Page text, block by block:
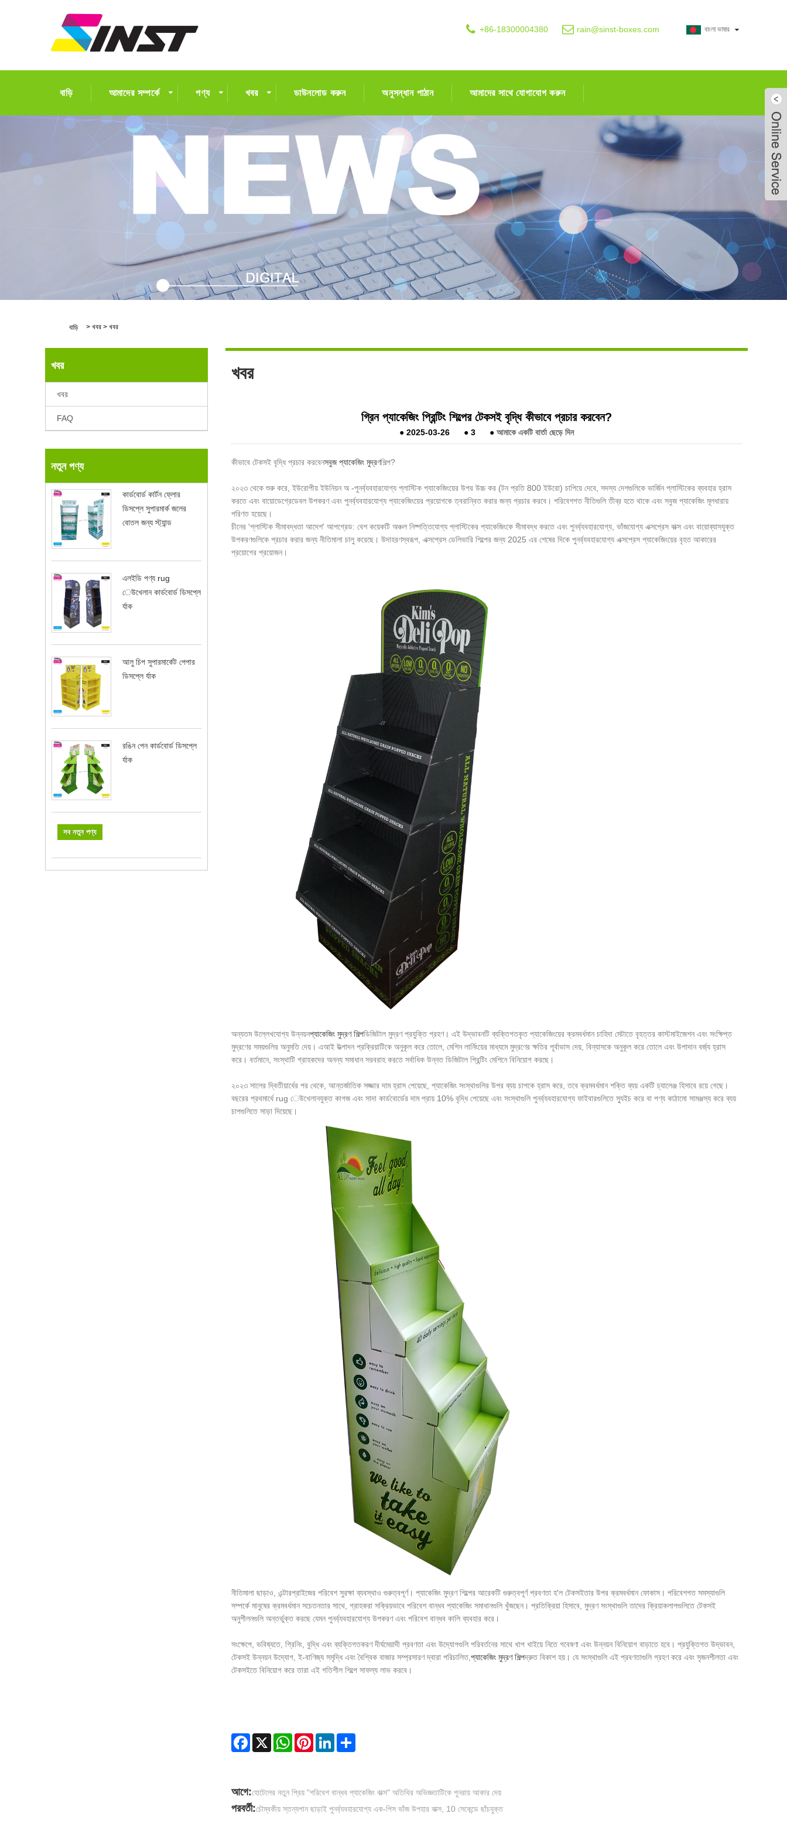
বাংলা ভাষার
+86-18300004380 rain@sinst-boxes.com
বাড়ি আমাদের সম্পর্কে পণ্য খবর ডাউনলোড করুন অনুসন্ধান পাঠান আমাদের সাথে যোগাযোগ করুন
বাড়ি > খবর > খবর
খবর
খবর
FAQ
নতুন পণ্য
কার্ডবোর্ড কার্টন ফ্লোর
ডিসপ্লে সুপারমার্ক জলের
বোতল জন্য স্ট্যান্ড
এলইডি পণ্য rug
েউখেলান কার্ডবোর্ড ডিসপ্লে
র্যাক
আলু চিপ সুপারমার্কেট পেপার
ডিসপ্লে র্যাক
রঙিন পেন কার্ডবোর্ড ডিসপ্লে
র্যাক
সব নতুন পণ্য
খবর
গ্রিন প্যাকেজিং প্রিন্টিং শিল্পের টেকসই বৃদ্ধি কীভাবে প্রচার করবেন?
● 2025-03-26 ● 3 ● আমাকে একটি বার্তা ছেড়ে দিন
কীভাবে টেকসই বৃদ্ধি প্রচার করবেনসবুজ প্যাকেজিং মুদ্রণশিল্প?
২০২৩ থেকে শুরু করে, ইউরোপীয় ইউনিয়ন অ -পুনর্ব্যবহারযোগ্য প্লাস্টিক প্যাকেজিংয়ের উপর উচ্চ কর (টন প্রতি 800 ইউরো) চাপিয়ে দেবে, সদস্য দেশগুলিকে ভার্জিন প্লাস্টিকের ব্যবহার হ্রাস
করতে এবং বায়োডেগ্রেডেবল উপকরণ এবং পুনর্ব্যবহারযোগ্য প্যাকেজিংয়ের প্রয়োগকে ত্বরান্বিত করার জন্য প্রচার করবে। পরিবেশগত নীতিগুলি তীব্র হতে থাকে এবং সবুজ প্যাকেজিং মূলধারায়
পরিণত হয়েছে।
চীনের 'প্লাস্টিক সীমাবদ্ধতা আদেশ' আপগ্রেড: বেশ কয়েকটি অঞ্চল নিষ্পত্তিযোগ্য প্লাস্টিকের প্যাকেজিংকে সীমাবদ্ধ করতে এবং পুনর্ব্যবহারযোগ্য, ভাঁজযোগ্য এক্সপ্রেস বাক্স এবং বায়োব্যাসযুক্ত
উপকরণগুলিকে প্রচার করার জন্য নীতিমালা চালু করেছে। উদাহরণস্বরূপ, এক্সপ্রেস ডেলিভারি শিল্পের জন্য 2025 এর শেষের দিকে পুনর্ব্যবহারযোগ্য এক্সপ্রেস প্যাকেজিংয়ের বৃহত আকারের
প্রয়োগের প্রয়োজন।
অন্যতম উল্লেখযোগ্য উন্নয়নপ্যাকেজিং মুদ্রণ শিল্পডিজিটাল মুদ্রণ প্রযুক্তি গ্রহণ। এই উদ্ভাবনটি ব্যক্তিগতকৃত প্যাকেজিংয়ের ক্রমবর্ধমান চাহিদা মেটাতে বৃহত্তর কাস্টমাইজেশন এবং সংক্ষিপ্ত
মুদ্রণের সময়গুলির অনুমতি দেয়। এআই উত্পাদন প্রক্রিয়াটিকে অনুকূল করে তোলে, মেশিন লার্নিংয়ের মাধ্যমে মুদ্রণের ক্ষতির পূর্বাভাস দেয়, বিন্যাসকে অনুকূল করে তোলে এবং উপাদান বর্জ্য হ্রাস
করে। বর্তমানে, সংস্থাটি গ্রাহকদের অনন্য সমাধান সরবরাহ করতে সর্বাধিক উন্নত ডিজিটাল প্রিন্টিং মেশিনে বিনিয়োগ করছে।
২০২৩ সালের দ্বিতীয়ার্ধের পর থেকে, আন্তর্জাতিক সজ্জার দাম হ্রাস পেয়েছে, প্যাকেজিং সংস্থাগুলির উপর ব্যয় চাপকে হ্রাস করে, তবে ক্রমবর্ধমান শক্তি ব্যয় একটি চ্যালেঞ্জ হিসাবে রয়ে গেছে।
বছরের প্রথমার্ধে rug েউখেলানযুক্ত কাগজ এবং সাদা কার্ডবোর্ডের দাম প্রায় 10% বৃদ্ধি পেয়েছে এবং সংস্থাগুলি পুনর্ব্যবহারযোগ্য ফাইবারগুলিতে স্যুইচ করে বা পণ্য কাঠামো সামঞ্জস্য করে ব্যয়
চাপগুলিতে সাড়া দিয়েছে।
নীতিমালা ছাড়াও, এন্টারপ্রাইজের পরিবেশ সুরক্ষা ব্যবস্থাও গুরুত্বপূর্ণ। প্যাকেজিং মুদ্রণ শিল্পের আরেকটি গুরুত্বপূর্ণ প্রবণতা হ'ল টেকসইতার উপর ক্রমবর্ধমান ফোকাস। পরিবেশগত সমস্যাগুলি
সম্পর্কে মানুষের ক্রমবর্ধমান সচেতনতার সাথে, গ্রাহকরা সক্রিয়ভাবে পরিবেশ বান্ধব প্যাকেজিং সমাধানগুলি খুঁজছেন। প্রতিক্রিয়া হিসাবে, মুদ্রণ সংস্থাগুলি তাদের ক্রিয়াকলাপগুলিতে টেকসই
অনুশীলনগুলি অন্তর্ভুক্ত করছে যেমন পুনর্ব্যবহারযোগ্য উপকরণ এবং পরিবেশ বান্ধব কালি ব্যবহার করে।
সংক্ষেপে, ভবিষ্যতে, গ্রিনিং, বুদ্ধি এবং ব্যক্তিগতকরণ দীর্ঘমেয়াদী প্রবণতা এবং উদ্যোগগুলি পরিবর্তনের সাথে খাপ খাইয়ে নিতে গবেষণা এবং উন্নয়ন বিনিয়োগ বাড়াতে হবে। প্রযুক্তিগত উদ্ভাবন,
টেকসই উন্নয়ন উদ্যোগ, ই-বাণিজ্য সমৃদ্ধি এবং বৈশ্বিক বাজার সম্প্রসারণ দ্বারা পরিচালিত,প্যাকেজিং মুদ্রণ শিল্পদ্রুত বিকাশ হয়। যে সংস্থাগুলি এই প্রবণতাগুলি গ্রহণ করে এবং সৃজনশীলতা এবং
টেকসইতে বিনিয়োগ করে তারা এই গতিশীল শিল্পে সাফল্য লাভ করবে।
Facebook
X WhatsAppPinterestLinkedInShare
আগে:হোটেলের নতুন প্রিয় "পরিবেশ বান্ধব প্যাকেজিং বাক্স" অতিথির অভিজ্ঞতাটিকে পুনরায় আকার দেয়
পরবর্তী:চৌম্বকীয় স্তন্যপান ছাড়াই পুনর্ব্যবহারযোগ্য এক-পিস ভাঁজ উপহার বাক্স, 10 সেকেন্ডে ছাঁচযুক্ত